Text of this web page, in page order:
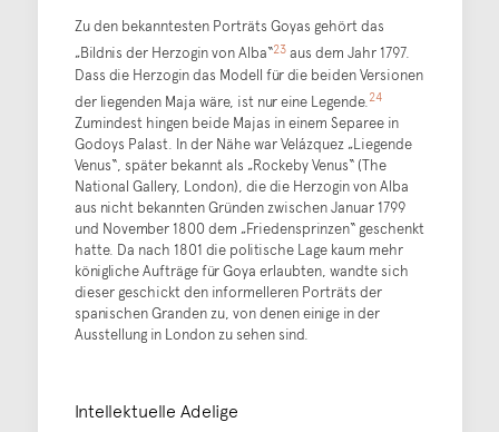
Zu den bekanntesten Porträts Goyas gehört das
„Bildnis der Herzogin von Alba“23aus dem Jahr 1797.
Dass die Herzogin das Modell für die beiden Versionen
der liegenden Maja wäre, ist nur eine Legende.24
Zumindest hingen beide Majas in einem Separee in
Godoys Palast. In der Nähe war Velázquez „Liegende
Venus“, später bekannt als „Rockeby Venus“ (The
National Gallery, London), die die Herzogin von Alba
aus nicht bekannten Gründen zwischen Januar 1799
und November 1800 dem „Friedensprinzen“ geschenkt
hatte. Da nach 1801 die politische Lage kaum mehr
königliche Aufträge für Goya erlaubten, wandte sich
dieser geschickt den informelleren Porträts der
spanischen Granden zu, von denen einige in der
Ausstellung in London zu sehen sind.
Intellektuelle Adelige